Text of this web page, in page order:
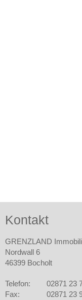
Kontakt
GRENZLAND
Nordwall 6
46399 Bocholt
Telefon:
02871 23
Fax:
02871 23